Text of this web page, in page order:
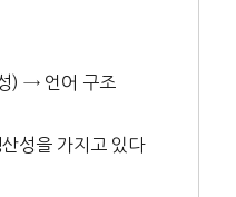
) → 언어 구조
성을 가지고 있다